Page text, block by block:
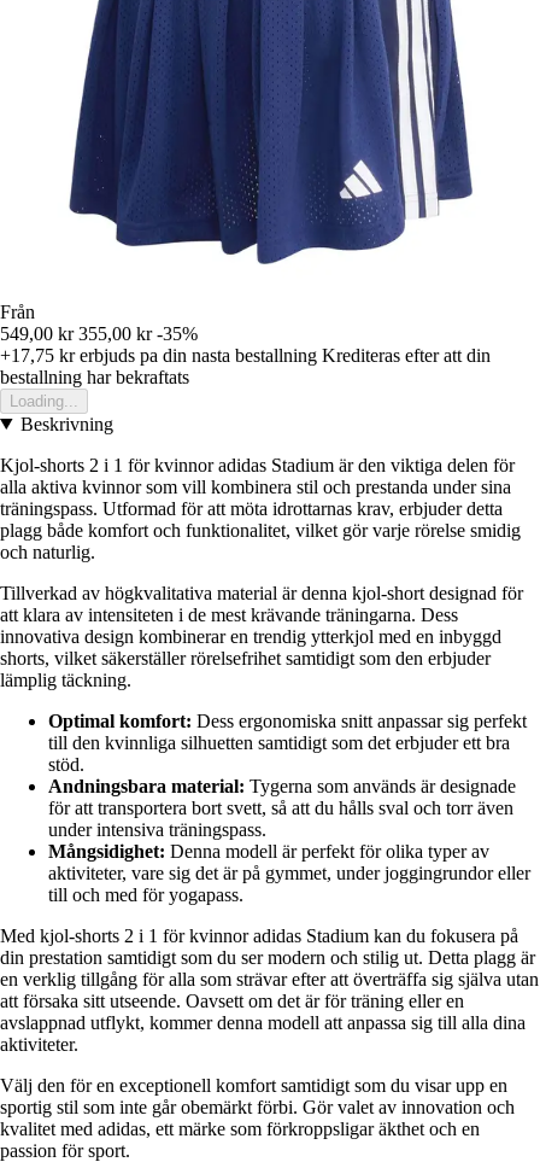
Från
549,00 kr 355,00 kr -35%
+17,75 krerbjuds pa din nasta bestallning Krediteras efter att din
bestallning har bekraftats
Loading...
Beskrivning
Kjol-shorts 2 i 1 för kvinnor adidas Stadium är den viktiga delen för
alla aktiva kvinnor som vill kombinera stil och prestanda under sina
träningspass. Utformad för att möta idrottarnas krav, erbjuder detta
plagg både komfort och funktionalitet, vilket gör varje rörelse smidig
och naturlig.
Tillverkad av högkvalitativa material är denna kjol-short designad för
att klara av intensiteten i de mest krävande träningarna. Dess
innovativa design kombinerar en trendig ytterkjol med en inbyggd
shorts, vilket säkerställer rörelsefrihet samtidigt som den erbjuder
lämplig täckning.
Optimal komfort: Dess ergonomiska snitt anpassar sig perfekt
till den kvinnliga silhuetten samtidigt som det erbjuder ett bra
stöd.
Andningsbara material: Tygerna som används är designade
för att transportera bort svett, så att du hålls sval och torr även
under intensiva träningspass.
Mångsidighet: Denna modell är perfekt för olika typer av
aktiviteter, vare sig det är på gymmet, under joggingrundor eller
till och med för yogapass.
Med kjol-shorts 2 i 1 för kvinnor adidas Stadium kan du fokusera på
din prestation samtidigt som du ser modern och stilig ut. Detta plagg är
en verklig tillgång för alla som strävar efter att överträffa sig själva utan
att försaka sitt utseende. Oavsett om det är för träning eller en
avslappnad utflykt, kommer denna modell att anpassa sig till alla dina
aktiviteter.
Välj den för en exceptionell komfort samtidigt som du visar upp en
sportig stil som inte går obemärkt förbi. Gör valet av innovation och
kvalitet med adidas, ett märke som förkroppsligar äkthet och en
passion för sport.